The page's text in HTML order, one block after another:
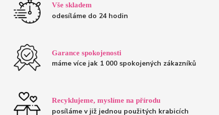
Vše skladem
odesíláme do 24 hodin
Garance spokojenosti
máme více jak 1 000 spokojených zákazníků
Recyklujeme, myslíme na přírodu
posíláme v již jednou použitých krabicích